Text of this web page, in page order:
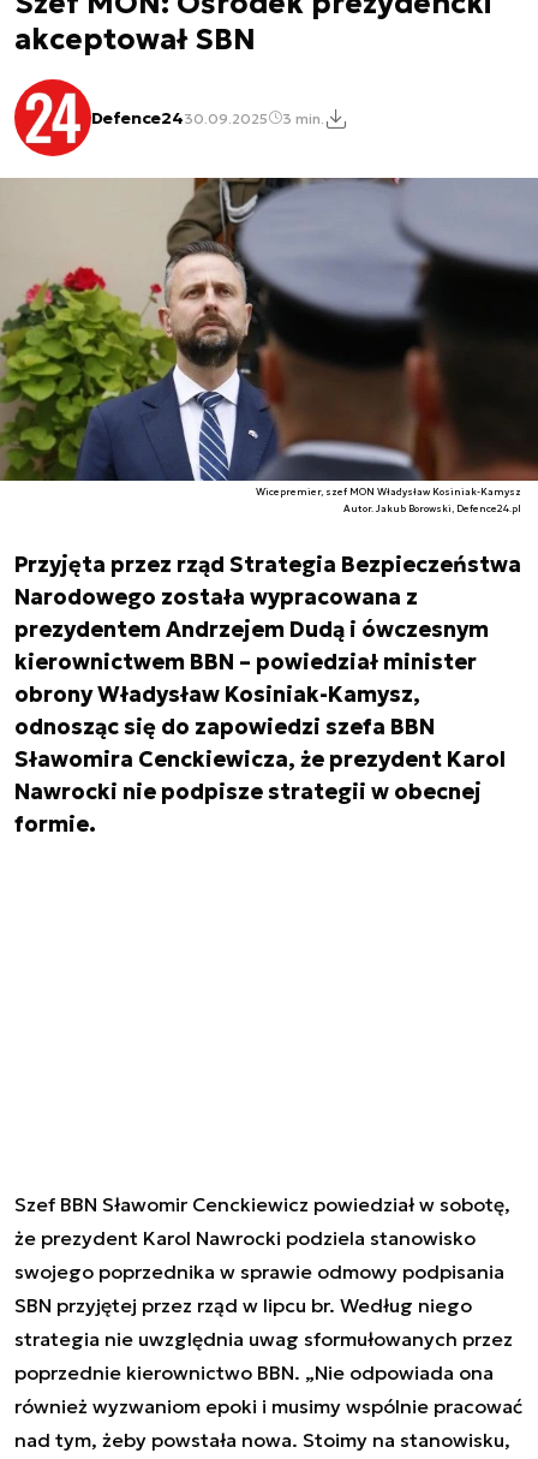
akceptował SBN
Defence2430.09.2025 3 min.
Wicepremier, szef MON Władysław Kosiniak-Kamysz
Autor. Jakub Borowski, Defence24.pl
Przyjęta przez rząd Strategia Bezpieczeństwa
Narodowego została wypracowana z
prezydentem Andrzejem Dudą i ówczesnym
kierownictwem BBN – powiedział minister
obrony Władysław Kosiniak-Kamysz,
odnosząc się do zapowiedzi szefa BBN
Sławomira Cenckiewicza, że prezydent Karol
Nawrocki nie podpisze strategii w obecnej
formie.
Szef BBN Sławomir Cenckiewicz powiedział w sobotę,
że prezydent Karol Nawrocki podziela stanowisko
swojego poprzednika w sprawie odmowy podpisania
SBN przyjętej przez rząd w lipcu br. Według niego
strategia nie uwzględnia uwag sformułowanych przez
poprzednie kierownictwo BBN. „Nie odpowiada ona
również wyzwaniom epoki i musimy wspólnie pracować
nad tym, żeby powstała nowa. Stoimy na stanowisku,